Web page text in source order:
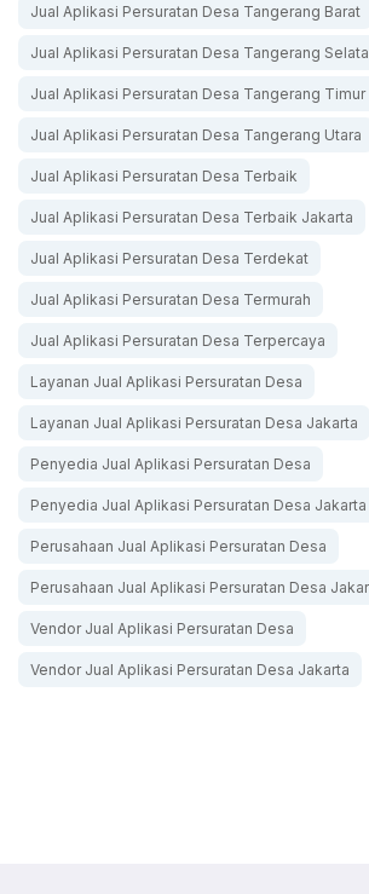
Jual Aplikasi Persuratan Desa Tangerang Barat
Jual Aplikasi Persuratan Desa Tangerang
Jual Aplikasi Persuratan Desa Tangerang Timur
Jual Aplikasi Persuratan Desa Tangerang Utara
Jual Aplikasi Persuratan Desa Terbaik
Jual Aplikasi Persuratan Desa Terbaik Jakarta
Jual Aplikasi Persuratan Desa Terdekat
Jual Aplikasi Persuratan Desa Termurah
Jual Aplikasi Persuratan Desa Terpercaya
Layanan Jual Aplikasi Persuratan Desa
Layanan Jual Aplikasi Persuratan Desa Jakarta
Penyedia Jual Aplikasi Persuratan Desa
Penyedia Jual Aplikasi Persuratan Desa Jakarta
Perusahaan Jual Aplikasi Persuratan Desa
Perusahaan Jual Aplikasi Persuratan Desa
Vendor Jual Aplikasi Persuratan Desa
Vendor Jual Aplikasi Persuratan Desa Jakarta